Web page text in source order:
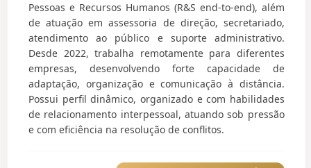
Pessoas e Recursos Humanos (R&S end-to-end), além
de atuação em assessoria de direção, secretariado,
atendimento ao público e suporte administrativo.
Desde 2022, trabalha remotamente para diferentes
empresas, desenvolvendo forte capacidade de
adaptação, organização e comunicação à distância.
Possui perfil dinâmico, organizado e com habilidades
de relacionamento interpessoal, atuando sob pressão
e com eficiência na resolução de conflitos.